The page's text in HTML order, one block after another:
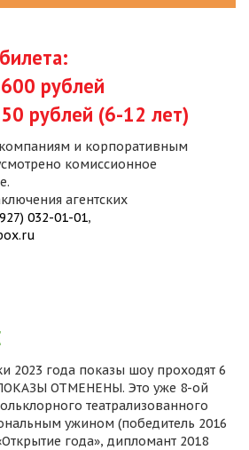
рублей
рублей (6-12 лет)
и корпоративным
комиссионное
агентских
032-01-01,
2023 года показы шоу проходят 6
ОТМЕНЕНЫ. Это уже 8-ой
театрализованного
ужином (победитель 2016
года», дипломант 2018